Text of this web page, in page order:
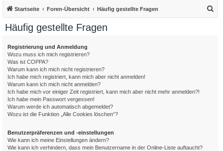
Startseite Foren-Übersicht Häufig gestellte Fragen
Häufig gestellte Fragen
Registrierung und Anmeldung
Wozu muss ich mich registrieren?
Was ist COPPA?
Warum kann ich mich nicht registrieren?
Ich habe mich registriert, kann mich aber nicht anmelden!
Warum kann ich mich nicht anmelden?
Ich habe mich vor einiger Zeit registriert, kann mich aber nicht mehr anmelden?!
Ich habe mein Passwort vergessen!
Warum werde ich automatisch abgemeldet?
Wozu ist die Funktion „Alle Cookies löschen“?
Benutzerpräferenzen und -einstellungen
Wie kann ich meine Einstellungen ändern?
Wie kann ich verhindern, dass mein Benutzername in der Online-Liste auftaucht?